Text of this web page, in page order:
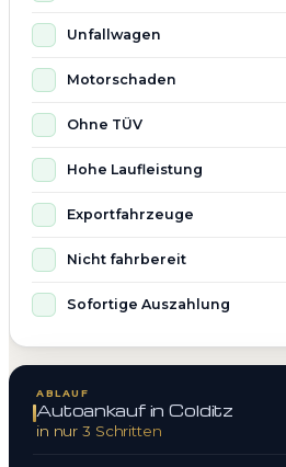
Unfallwagen
Motorschaden
Ohne TÜV
Hohe Laufleistung
Exportfahrzeuge
Nicht fahrbereit
Sofortige Auszahlung
ABLAUF
Autoankauf in Colditz
in nur 3 Schritten